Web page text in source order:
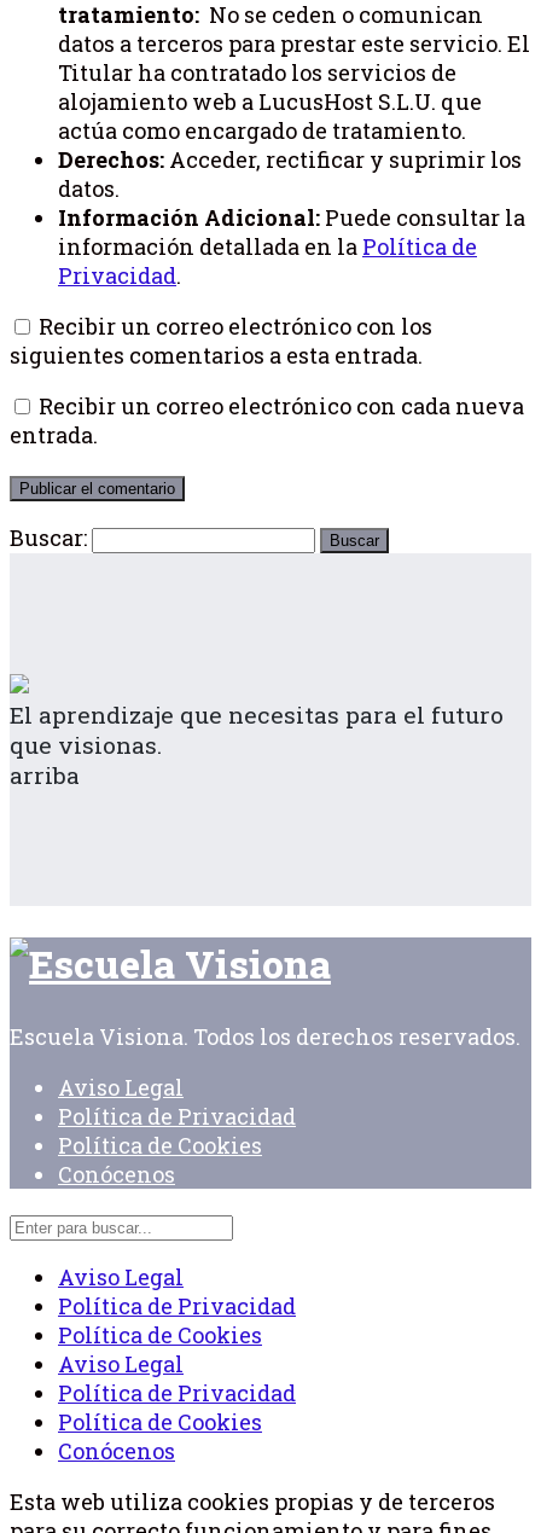
tratamiento: No se ceden o comunican
datos a terceros para prestar este servicio. El
Titular ha contratado los servicios de
alojamiento web a LucusHost S.L.U. que
actúa como encargado de tratamiento.
Derechos: Acceder, rectificar y suprimir los
datos.
Información Adicional: Puede consultar la
información detallada en la Política de
Privacidad.
Recibir un correo electrónico con los
siguientes comentarios a esta entrada.
Recibir un correo electrónico con cada nueva
entrada.
Buscar:
El aprendizaje que necesitas para el futuro
que visionas.
arriba
Escuela Visiona. Todos los derechos reservados.
Aviso Legal
Política de Privacidad
Política de Cookies
Conócenos
Aviso Legal
Política de Privacidad
Política de Cookies
Aviso Legal
Política de Privacidad
Política de Cookies
Conócenos
Esta web utiliza cookies propias y de terceros